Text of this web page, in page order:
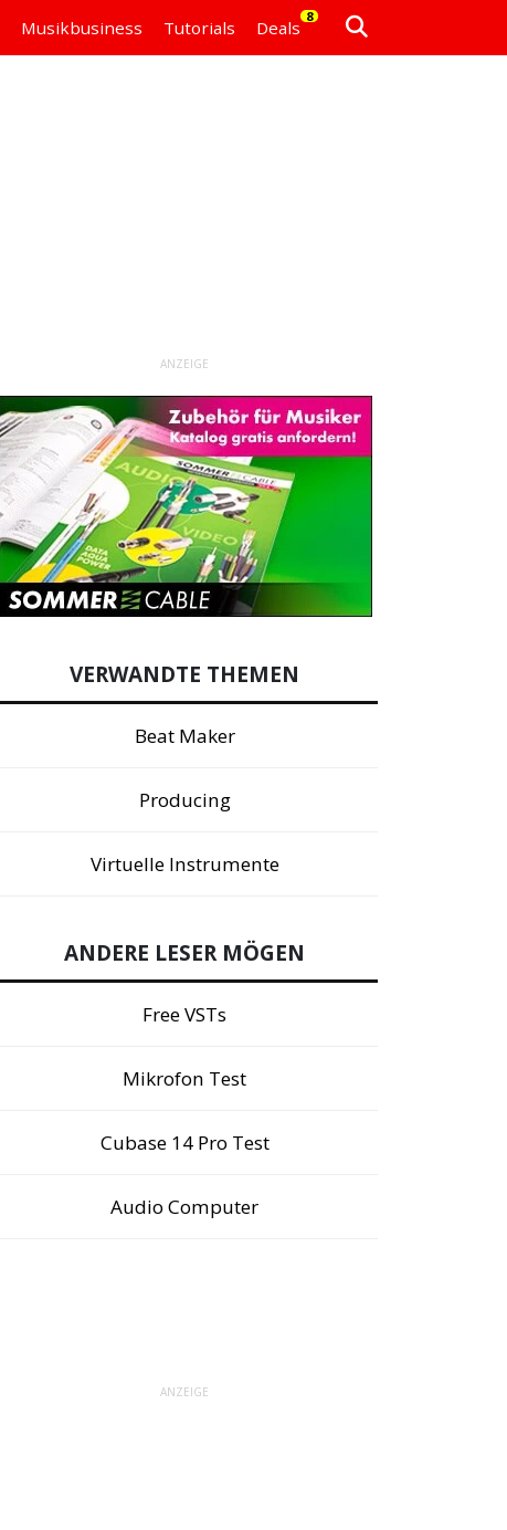
Musikbusiness Tutorials Deals
8
ANZEIGE
VERWANDTE THEMEN
Beat Maker
Producing
Virtuelle Instrumente
ANDERE LESER MÖGEN
Free VSTs
Mikrofon Test
Cubase 14 Pro Test
Audio Computer
ANZEIGE